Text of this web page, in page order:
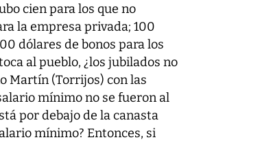
cien para los que no
la empresa privada; 100
dólares de bonos para los
al pueblo, ¿los jubilados no
Martín (Torrijos) con las
mínimo no se fueron al
por debajo de la canasta
mínimo? Entonces, si